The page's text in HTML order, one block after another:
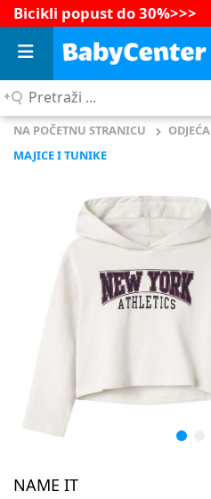
Bicikli popust do 30%>>>
Pretraži
NA POČETNU STRANICU ODJEĆA
MAJICE I TUNIKE
NAME IT